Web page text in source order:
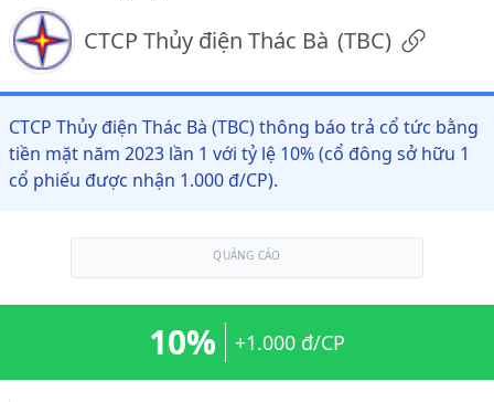
CTCP Thủy điện Thác Bà (TBC)
CTCP Thủy điện Thác Bà (TBC) thông báo trả cổ tức bằng
tiền mặt năm 2023 lần 1 với tỷ lệ 10% (cổ đông sở hữu 1
cổ phiếu được nhận 1.000 đ/CP).
QUẢNG CÁO
10% +1.000 đ/CP